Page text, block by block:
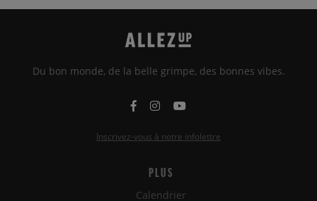
Du bon monde, de la belle grimpe, des bonnes vibes.
Inscrivez-vous à notre infolettre
PLUS
Calendrier